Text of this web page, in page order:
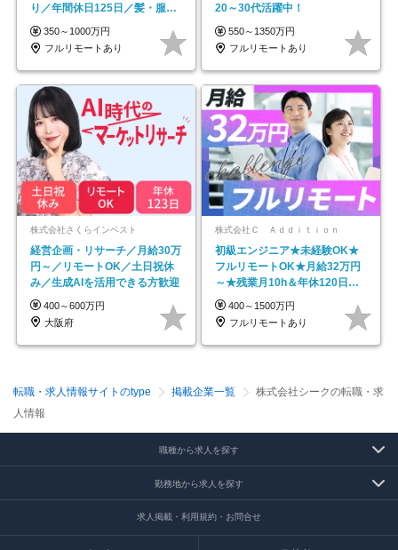
り／年間休日125日／髪・服・
ネイル自由／副業OK
350～1000万円
フルリモートあり
20～30代活躍中！
550～1350万円
フルリモートあり
株式会社さくらインベスト
経営企画・リサーチ／月給30万
円～／リモートOK／土日祝休
み／生成AIを活用できる方歓迎
400～600万円
大阪府
株式会社Ｃ Ａｄｄｉｔｉｏｎ
初級エンジニア★未経験OK★
フルリモートOK★月給32万円
～★残業月10h＆年休120日以
上★副業可
400～1500万円
フルリモートあり
転職・求人情報サイトのtype 掲載企業一覧
株式会社シークの転職・求
人情報
職種から求人を探す
勤務地から求人を探す
求人掲載・利用規約・お問合せ